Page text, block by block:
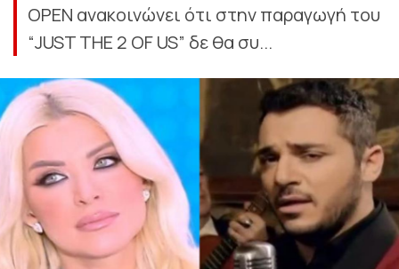
OPEN ανακοινώνει ότι στην παραγωγή του
“JUST THE 2 OF US” δε θα συ...